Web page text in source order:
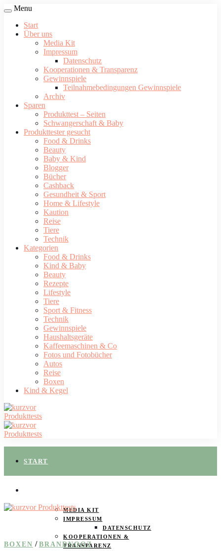
Menu
Start
Über uns
Media Kit
Impressum
Datenschutz
Kooperationen & Transparenz
Gewinnspiele
Teilnahmebedingungen Gewinnspiele
Archiv
Sparen
Produkttest – Seiten
Schwangerschaft & Baby
Produkttester gesucht
Food & Drinks
Beauty
Baby & Kind
Blogger
Bücher
Cashback
Gesundheit & Sport
Home & Lifestyle
Kaution
Reise
Tiere
Technik
Kategorien
Food & Drinks
Kind & Baby
Beauty
Rezepte
Lifestyle
Tiere
Sport & Fitness
Technik
Gewinnspiele
Haushaltsgeräte
Kaffeemaschinen & Co
Fotos und Fotobücher
Autos
Reise
Boxen
Kind & Kegel
START
MEDIA KIT
IMPRESSUM
DATENSCHUTZ
KOOPERATIONEN &
TRANSPARENZ
BOXEN / BRANDNOOZ